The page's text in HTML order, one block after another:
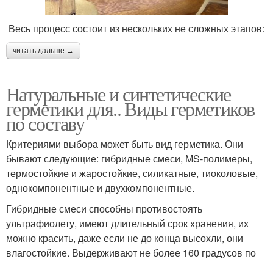
Весь процесс состоит из нескольких не сложных этапов:
читать дальше →
Натуральные и синтетические
герметики для.. Виды герметиков
по составу
Критериями выбора может быть вид герметика. Они
бывают следующие: гибридные смеси, MS-полимеры,
термостойкие и жаростойкие, силикатные, тиоколовые,
однокомпонентные и двухкомпонентные.
Гибридные смеси способны противостоять
ультрафиолету, имеют длительный срок хранения, их
можно красить, даже если не до конца высохли, они
влагостойкие. Выдерживают не более 160 градусов по